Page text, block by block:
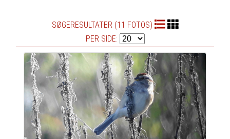
SØGERESULTATER (11 FOTOS)
PER SIDE: